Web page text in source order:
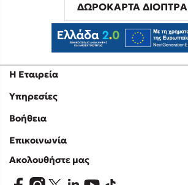
Η Εταιρεία
Υπηρεσίες
Βοήθεια
Επικοινωνία
ΔΩΡΟΚΑΡΤΑ ΔΙΟΠΤΡΑ
Ακολουθήστε μας